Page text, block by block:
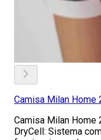
Camisa Milan Home
Camisa Milan Home
DryCell: Sistema